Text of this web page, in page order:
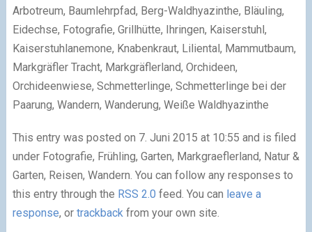
Arbotreum, Baumlehrpfad, Berg-Waldhyazinthe, Bläuling,
Eidechse, Fotografie, Grillhütte, Ihringen, Kaiserstuhl,
Kaiserstuhlanemone, Knabenkraut, Liliental, Mammutbaum,
Markgräfler Tracht, Markgräflerland, Orchideen,
Orchideenwiese, Schmetterlinge, Schmetterlinge bei der
Paarung, Wandern, Wanderung, Weiße Waldhyazinthe
This entry was posted on 7. Juni 2015 at 10:55 and is filed
under Fotografie, Frühling, Garten, Markgraeflerland, Natur &
Garten, Reisen, Wandern. You can follow any responses to
this entry through the RSS 2.0 feed. You can leave a
response, or trackbackfrom your own site.